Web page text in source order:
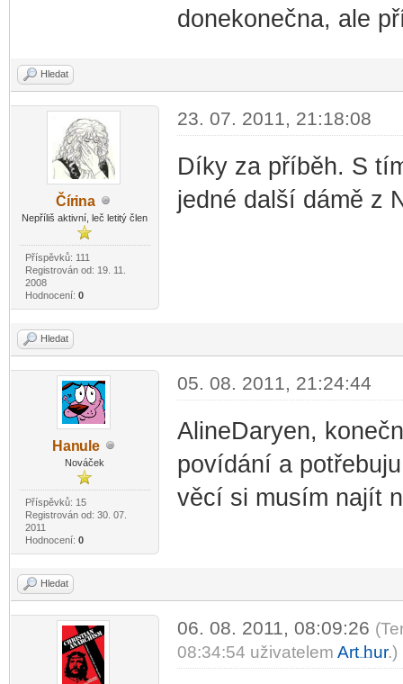
donekonečna, ale
Hledat
Čírina
Nepříliš aktivní, leč letitý člen
Příspěvků: 111
Registrován od: 19. 11.
2008
Hodnocení: 0
23. 07. 2011, 21:18:08
Díky za příběh. S
jedné další dámě z
Hledat
Hanule
Nováček
Příspěvků: 15
Registrován od: 30. 07.
2011
Hodnocení: 0
05. 08. 2011, 21:24:44
AlineDaryen,
povídání a
věcí si musím najít
Hledat
06. 08. 2011, 08:09:26
08:34:54 uživatelem Art hur.)